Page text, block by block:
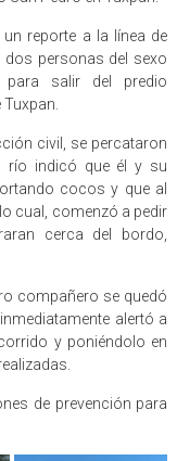
un reporte a la línea de
dos personas del sexo
para salir del predio
civil, se percataron
río indicó que él y su
cocos y que al
cual, comenzó a pedir
cerca del bordo,
compañero se quedó
alertó a
y poniéndolo en
de prevención para